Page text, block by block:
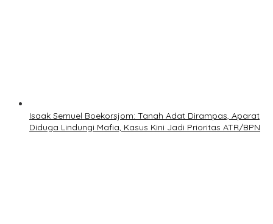
Isaak Semuel Boekorsjom: Tanah Adat Dirampas, Aparat
Diduga Lindungi Mafia, Kasus Kini Jadi Prioritas ATR/BPN